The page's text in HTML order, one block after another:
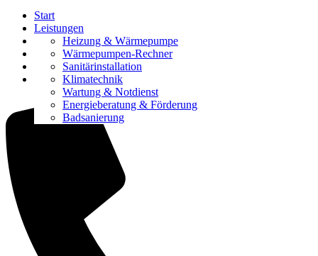
Start
Leistungen
Heizung & Wärmepumpe
Wärmepumpen-Rechner
Sanitärinstallation
Klimatechnik
Wartung & Notdienst
Energieberatung & Förderung
Badsanierung
Referenzen
Über uns
Karriere
Kontakt